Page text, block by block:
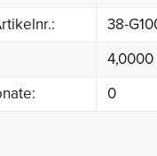
38-
4,0000
0